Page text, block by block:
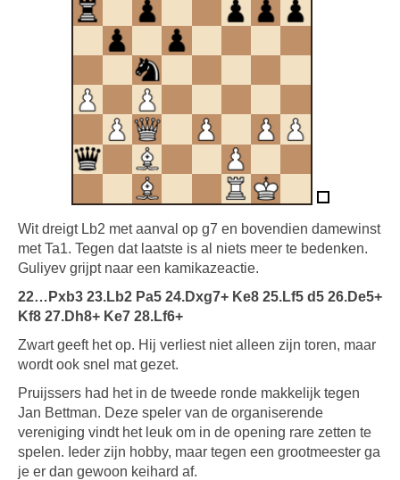
Wit dreigt Lb2 met aanval op g7 en bovendien damewinst
met Ta1. Tegen dat laatste is al niets meer te bedenken.
Guliyev grijpt naar een kamikazeactie.
22…Pxb3 23.Lb2 Pa5 24.Dxg7+ Ke8 25.Lf5 d5 26.De5+
Kf8 27.Dh8+ Ke7 28.Lf6+
Zwart geeft het op. Hij verliest niet alleen zijn toren, maar
wordt ook snel mat gezet.
Pruijssers had het in de tweede ronde makkelijk tegen
Jan Bettman. Deze speler van de organiserende
vereniging vindt het leuk om in de opening rare zetten te
spelen. Ieder zijn hobby, maar tegen een grootmeester ga
je er dan gewoon keihard af.